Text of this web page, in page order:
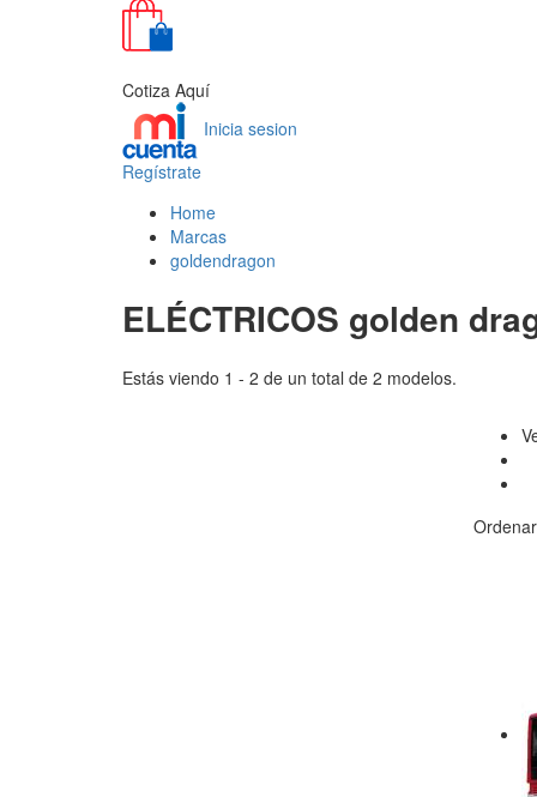
Cotiza Aquí
Inicia sesion
Regístrate
Home
Marcas
goldendragon
ELÉCTRICOS golden
Estás viendo 1 - 2 de un total de 2 modelos.